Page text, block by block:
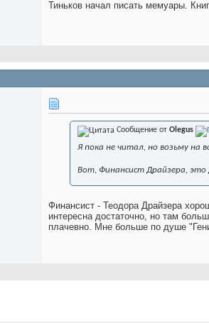
Тиньков начал писать мемуары.
Сообщение от Olegus
Я пока не читал, но возьму на
Вот, Финансист Драйзера, это
Финансист - Теодора Драйзера
интересна достаточно, но там
плачевно. Мне больше по душе